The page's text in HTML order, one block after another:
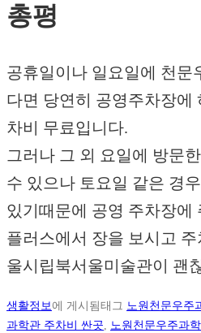
총평
공휴일이나 일요일에 천문
다면 당연히 공영주차장에
차비 무료입니다.
그러나 그 외 요일에 방문
수 있으나 토요일 같은 경
있기때문에 공영 주차장에
플러스에서 장을 보시고
울시립북서울미술관이 괜
생활정보에 게시됨태그 노원천문우주
과학관 주차비 싼곳, 노원천문우주과